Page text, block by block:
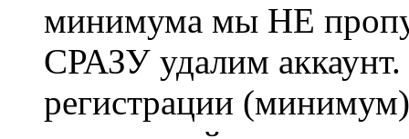
минимума мы НЕ
СРАЗУ удалим
регистрации